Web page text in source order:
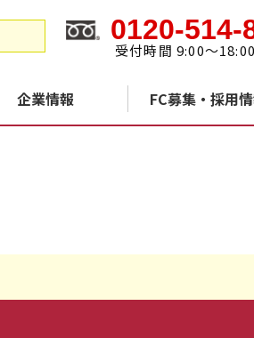
0120-514-
受付時間 9:00～18:00
企業情報 FC募集・採用